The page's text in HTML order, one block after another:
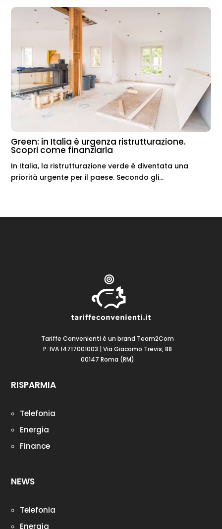
Green: in Italia è urgenza ristrutturazione.
Scopri come finanziarla
In Italia, la ristrutturazione verde è diventata una
priorità urgente per il paese. Secondo gli...
Tariffe Convenienti è un brand Team2Com
P. IVA 14717001003 | Via Giacomo Trevis, 88
00147 Roma (RM)
RISPARMIA
Telefonia
Energia
Finance
NEWS
Telefonia
Energia